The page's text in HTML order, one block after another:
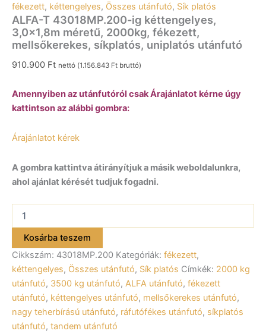
fékezett, kéttengelyes, Összes utánfutó, Sík platós
ALFA-T 43018MP.200-ig kéttengelyes,
3,0×1,8m méretű, 2000kg, fékezett,
mellsőkerekes, síkplatós, uniplatós utánfutó
910.900 Ft nettó (1.156.843 Ft bruttó)
Amennyiben az utánfutóról csak Árajánlatot kérne úgy
kattintson az alábbi gombra:
Árajánlatot kérek
A gombra kattintva átirányítjuk a másik weboldalunkra,
ahol ajánlat kérését tudjuk fogadni.
43018MP.200-
kéttengelyes,
3,0x1,8m
méretű,
2000kg,
fékezett,
mellsőkerekes,
síkplatós,
Kosárba teszem
Cikkszám: 43018MP.200 Kategóriák: fékezett,
kéttengelyes, Összes utánfutó, Sík platós Címkék: 2000 kg
utánfutó, 3500 kg utánfutó, ALFA utánfutó, fékezett
utánfutó, kéttengelyes utánfutó, mellsőkerekes utánfutó,
nagy teherbírású utánfutó, ráfutófékes utánfutó, síkplatós
utánfutó, tandem utánfutó